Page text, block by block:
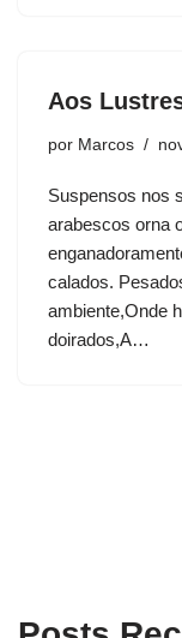
Aos
por Marcos
Suspensos nos
arabescos orna
calados.
ambiente,Onde
doirados,A…